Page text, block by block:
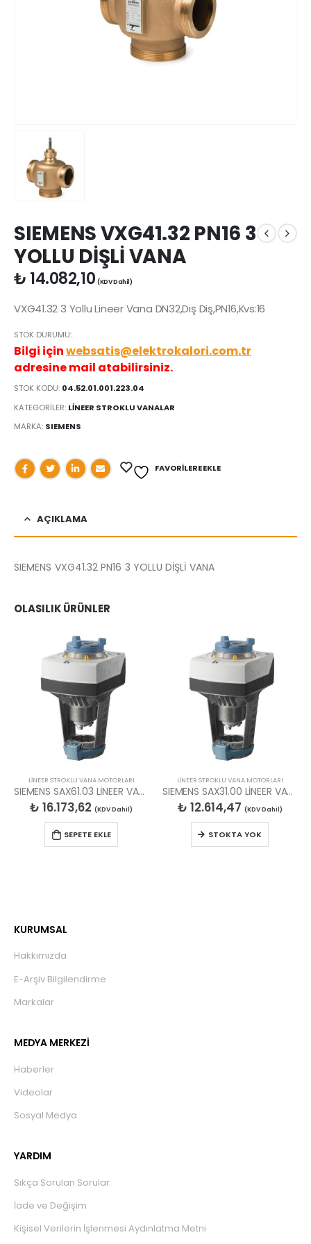
SIEMENS VXG41.32 PN16 3
YOLLU DİŞLİ VANA
₺ 14.082,10 (KDV Dahil)
VXG41.32 3 Yollu Lineer Vana DN32,Dış Diş,PN16,Kvs:16
STOK DURUMU:
Bilgi içinwebsatis@elektrokalori.com.tr
adresine mail atabilirsiniz.
STOK KODU: 04.52.01.001.223.04
KATEGORILER: LİNEER STROKLU VANALAR
MARKA: SIEMENS
FAVORILERE EKLE
AÇIKLAMA
SIEMENS VXG41.32 PN16 3 YOLLU DİŞLİ VANA
OLASILIK ÜRÜNLER
LİNEER STROKLU VANA MOTORLARI
SIEMENS SAX61.03 LİNEER VANA MOTORU
₺ 16.173,62 (KDV Dahil)
SEPETE EKLE
LİNEER STROKLU VANA MOTORLARI
SIEMENS SAX31.00 LİNEER VANA MOTORU
₺ 12.614,47 (KDV Dahil)
STOKTA YOK
KURUMSAL
Hakkımızda
E-Arşiv Bilgilendirme
Markalar
MEDYA MERKEZİ
Haberler
Videolar
Sosyal Medya
YARDIM
Sıkça Sorulan Sorular
İade ve Değişim
Kişisel Verilerin İşlenmesi Aydınlatma Metni